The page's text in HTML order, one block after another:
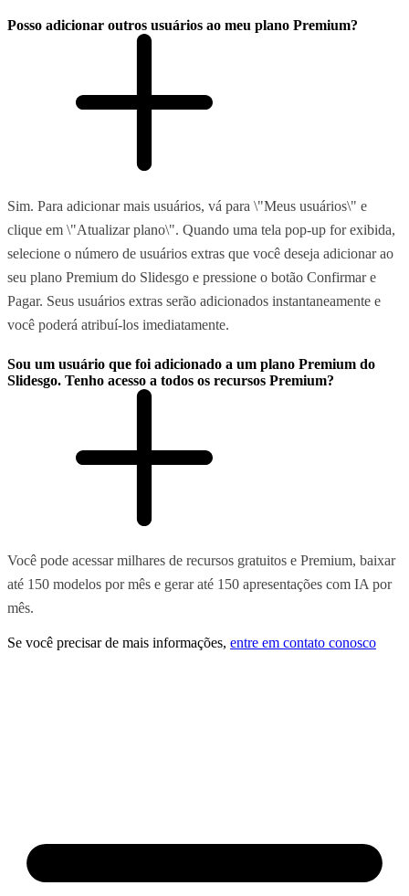
Posso adicionar outros usuários ao meu plano Premium?
Sim. Para adicionar mais usuários, vá para \"Meus usuários\" e
clique em \"Atualizar plano\". Quando uma tela pop-up for exibida,
selecione o número de usuários extras que você deseja adicionar ao
seu plano Premium do Slidesgo e pressione o botão Confirmar e
Pagar. Seus usuários extras serão adicionados instantaneamente e
você poderá atribuí-los imediatamente.
Sou um usuário que foi adicionado a um plano Premium do
Slidesgo. Tenho acesso a todos os recursos Premium?
Você pode acessar milhares de recursos gratuitos e Premium, baixar
até 150 modelos por mês e gerar até 150 apresentações com IA por
mês.
Se você precisar de mais informações, entre em contato conosco